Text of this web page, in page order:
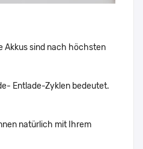
Akkus sind nach höchsten
Entlade-Zyklen bedeutet.
natürlich mit Ihrem